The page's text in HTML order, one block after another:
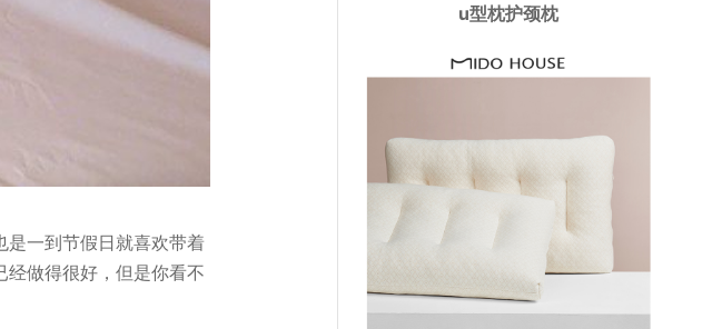
是一到节假日就喜欢带着
做得很好，但是你看不
u型枕护颈枕